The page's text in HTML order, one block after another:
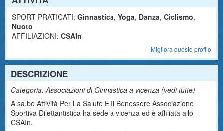
SPORT PRATICATI: Ginnastica, Yoga, Danza, Ciclismo,
Nuoto
AFFILIAZIONI: CSAIn
Migliora questo profilo
DESCRIZIONE
Categoria: Associazioni di Ginnastica a vicenza (vedi tutte)
A.sa.be Attività Per La Salute E Il Benessere Associazione
Sportiva Dilettantistica ha sede a vicenza ed è affiliata allo
CSAIn.